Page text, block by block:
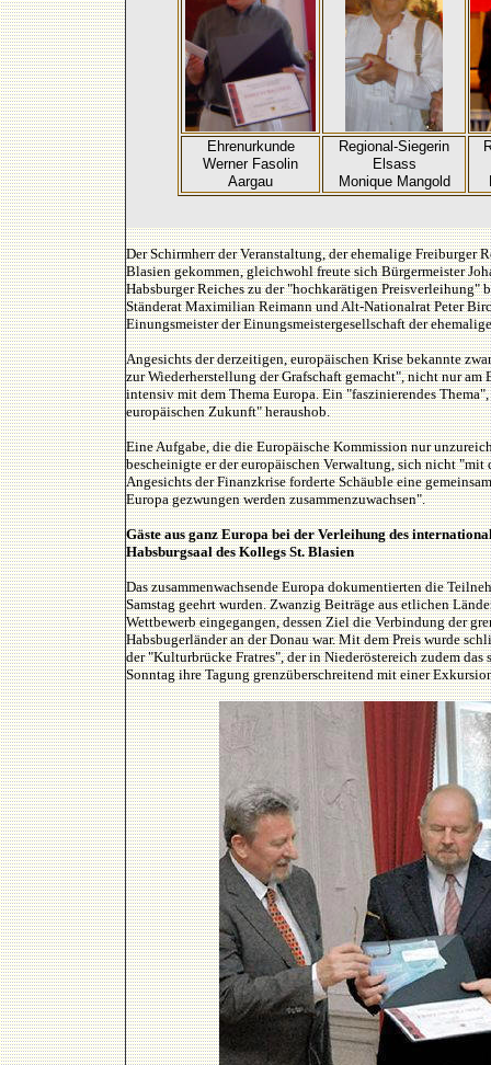
Ehrenurkunde
Werner Fasolin
Aargau
Regional-Siegerin
Elsass
Monique Mangold
Der Schirmherr der Veranstaltung, der ehemalige Freiburger
Blasien gekommen, gleichwohl freute sich Bürgermeister
Habsburger Reiches zu der "hochkarätigen Preisverleihung"
Ständerat Maximilian Reimann und Alt-Nationalrat Peter
Einungsmeister der Einungsmeistergesellschaft der
Angesichts der derzeitigen, europäischen Krise bekannte
zur Wiederherstellung der Grafschaft gemacht", nicht nur
intensiv mit dem Thema Europa. Ein "faszinierendes
europäischen Zukunft" heraushob.
Eine Aufgabe, die die Europäische Kommission nur
bescheinigte er der europäischen Verwaltung, sich nicht
Angesichts der Finanzkrise forderte Schäuble eine
Europa gezwungen werden zusammenzuwachsen".
Gäste aus ganz Europa bei der Verleihung des
Habsburgsaal des Kollegs St. Blasien
Das zusammenwachsende Europa dokumentierten die
Samstag geehrt wurden. Zwanzig Beiträge aus etlichen
Wettbewerb eingegangen, dessen Ziel die Verbindung der
Habsbugerländer an der Donau war. Mit dem Preis wurde
der "Kulturbrücke Fratres", der in Niederöstereich zudem
Sonntag ihre Tagung grenzüberschreitend mit einer